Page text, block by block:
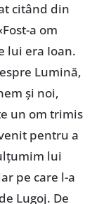
citând din
a om
lui era Ioan.
Lumină,
și noi,
un om trimis
pentru a
lui
pe care l-a
Lugoj. De